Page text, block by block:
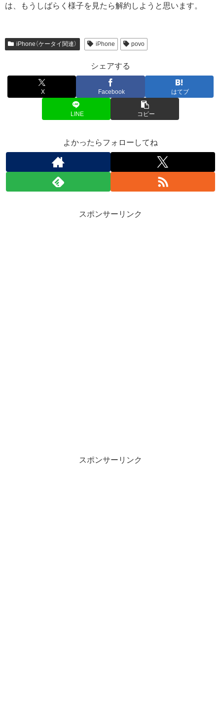
は、もうしばらく様子を見たら解約しようと思います。
iPhone（ケータイ関連） iPhone povo
シェアする
X Facebook はてブ
LINE コピー
よかったらフォローしてね
スポンサーリンク
スポンサーリンク